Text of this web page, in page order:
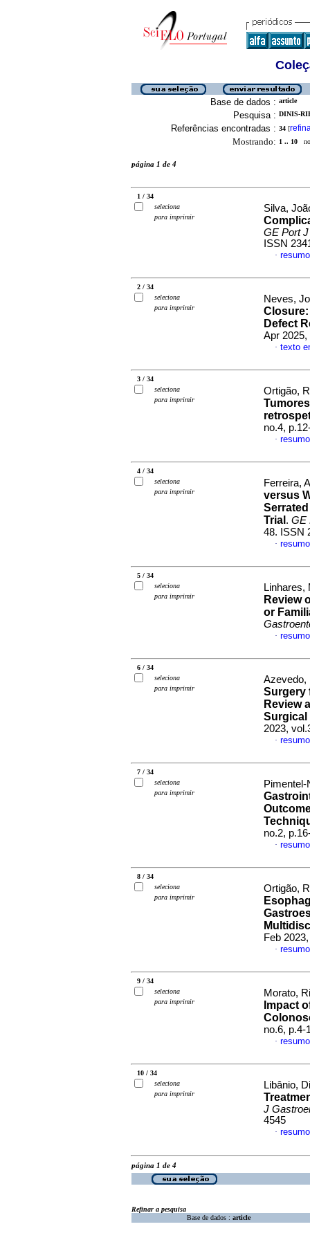
Base de dados : article
Pesquisa : DINIS-
Referências encontradas : 34 [
Mostrando: 1 .. 10
página 1 de 4
1 / 34
seleciona
para imprimir
Silva,
GE Port
ISSN
·
2 / 34
seleciona
para imprimir
Neves,
Defect
Apr 2025,
· texto
3 / 34
seleciona
para imprimir
Ortigão,
no.4,
·
4 / 34
seleciona
para imprimir
Ferreira,
versus
Trial . GE
48. ISSN
·
5 / 34
seleciona
para imprimir
Review
or
·
6 / 34
seleciona
para imprimir
Azevedo,
Surgery
Review
Surgical
2023,
·
7 / 34
seleciona
para imprimir
no.2,
·
8 / 34
seleciona
para imprimir
Ortigão,
Feb
·
9 / 34
seleciona
para imprimir
Morato,
Impact
no.6, p.4-
·
10 / 34
seleciona
para imprimir
Libânio,
J
4545
·
página 1 de 4
Refinar a pesquisa
Base de dados : article